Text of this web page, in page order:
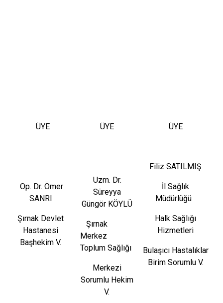
ÜYE
Op. Dr. Ömer
SANRI
Şırnak Devlet
Hastanesi
Başhekim V.
ÜYE
Uzm. Dr.
Süreyya
Güngör KÖYLÜ
Şırnak
Merkez
Toplum Sağlığı
Merkezi
Sorumlu Hekim
V.
ÜYE
Filiz SATILMIŞ
İl Sağlık
Müdürlüğü
Halk Sağlığı
Hizmetleri
Bulaşıcı Hastalıklar
Birim Sorumlu V.